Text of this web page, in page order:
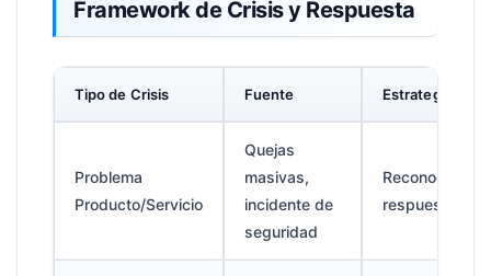
Framework de Crisis y Respuesta
Tipo de Crisis Fuente Estrategia de
Problema
Producto/Servicio
Quejas
masivas,
incidente de
seguridad
respuesta